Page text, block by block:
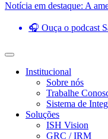
Notícia em destaque: A
🎧 Ouça o podcast
Institucional
Sobre nós
Trabalhe
Sistema de
Soluções
ISH Vision
GRC / IRM